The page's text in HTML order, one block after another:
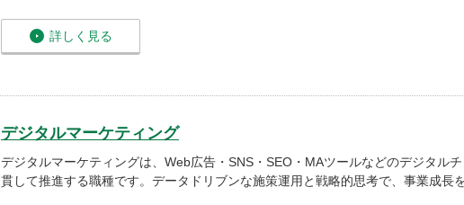
詳しく見る
デジタルマーケティング
デジタルマーケティングは、Web広告・SNS・SEO・MAツールなどのデジタル
貫して推進する職種です。データドリブンな施策運用と戦略的思考で、事業成長